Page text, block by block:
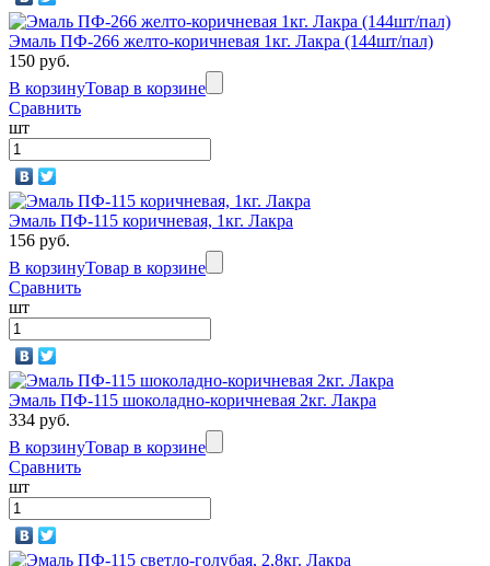
Эмаль ПФ-266 желто-коричневая 1кг. Лакра (144шт/пал)
150 руб.
В корзинуТовар в корзине
Сравнить
шт
Эмаль ПФ-115 коричневая, 1кг. Лакра
156 руб.
В корзинуТовар в корзине
Сравнить
шт
Эмаль ПФ-115 шоколадно-коричневая 2кг. Лакра
334 руб.
В корзинуТовар в корзине
Сравнить
шт